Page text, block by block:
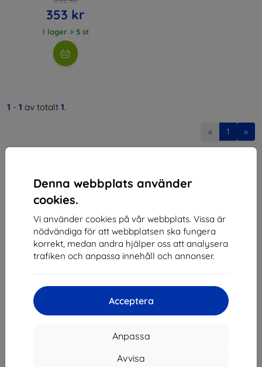
Denna webbplats använder
cookies.
Vi använder cookies på vår webbplats. Vissa är
nödvändiga för att webbplatsen ska fungera
korrekt, medan andra hjälper oss att analysera
trafiken och anpassa innehåll och annonser.
Acceptera
Anpassa
Avvisa
353 kr
I lager > 5 st
1 - 1 av totalt 1.
« 1 »
Shield-SK s.r.o.
Organisationsnummer:46701494
Momsregistreringsnummer:SK2023549671
Kontakt